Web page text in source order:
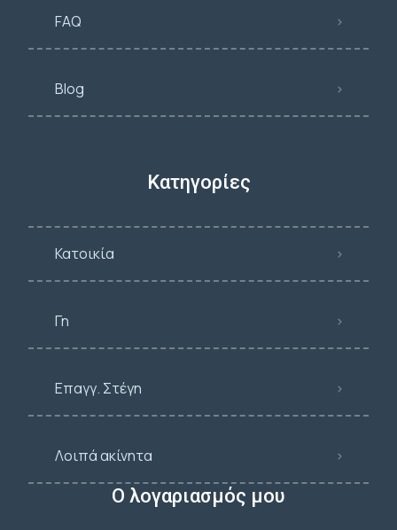
FAQ
Blog
Κατηγορίες
Κατοικία
Γη
Επαγγ. Στέγη
Λοιπά ακίνητα
Ο λογαριασμός μου